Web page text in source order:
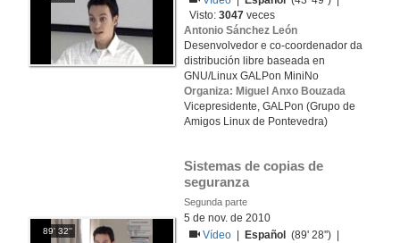
Visto:3047 veces
Antonio Sánchez León
Desenvolvedor e co-coordenador da
distribución libre baseada en
GNU/Linux GALPon MiniNo
Organiza: Miguel Anxo Bouzada
Vicepresidente, GALPon (Grupo de
Amigos Linux de Pontevedra)
89' 32''
Sistemas de copias de
seguranza
Segunda parte
5 de nov. de 2010
Vídeo
Español
(89' 28'') |